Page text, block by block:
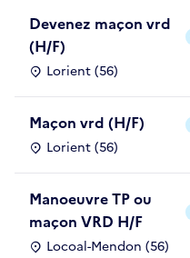
Devenez maçon vrd
(H/F)
Lorient (56)
Maçon vrd (H/F)
Lorient (56)
Manoeuvre TP ou
maçon VRD H/F
Locoal-Mendon (56)